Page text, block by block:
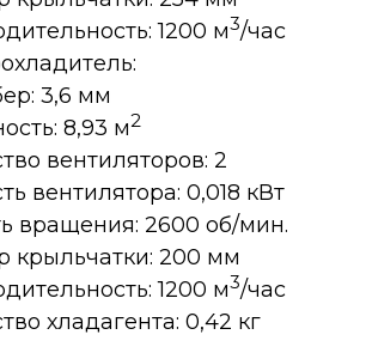
1200 м3/час
3,6 мм
8,93 м2
вентиляторов: 2
вентилятора: 0,018 кВт
вращения: 2600 об/мин.
крыльчатки: 200 мм
1200 м3/час
хладагента: 0,42 кг